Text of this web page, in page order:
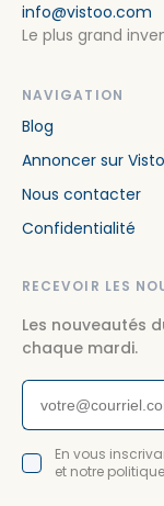
info@vistoo.com
Le plus grand
NAVIGATION
Blog
Annoncer sur
Nous contacter
Confidentialité
RECEVOIR LES
Les nouveautés
chaque mardi.
En vous
et notre